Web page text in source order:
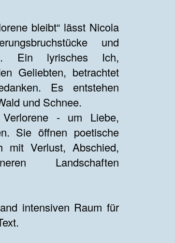
bleibt“ lässt Nicola
und
Ein lyrisches Ich,
Geliebten, betrachtet
Es entstehen
und Schnee.
- um Liebe,
Sie öffnen poetische
mit Verlust, Abschied,
Landschaften
intensiven Raum für